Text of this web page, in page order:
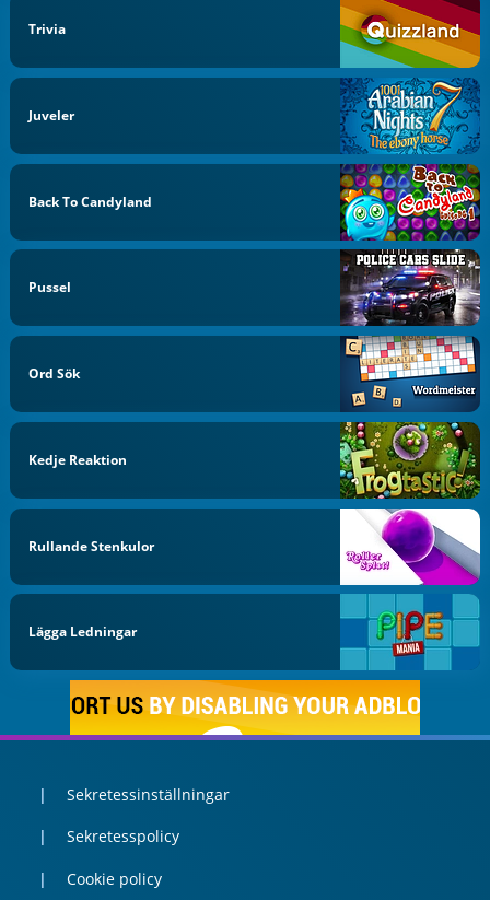
Trivia
Juveler
Back To Candyland
Pussel
Ord Sök
Kedje Reaktion
Rullande Stenkulor
Lägga Ledningar
Sekretessinställningar
Sekretesspolicy
Cookie policy